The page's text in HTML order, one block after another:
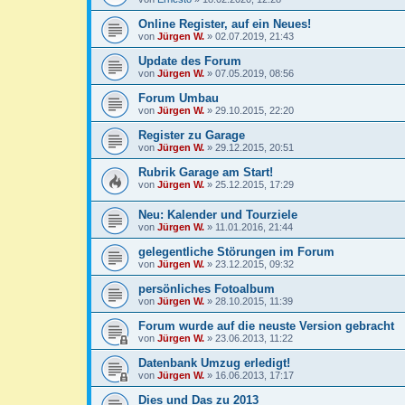
Online Register, auf ein Neues!
von Jürgen W. » 02.07.2019, 21:43
Update des Forum
von Jürgen W. » 07.05.2019, 08:56
Forum Umbau
von Jürgen W. » 29.10.2015, 22:20
Register zu Garage
von Jürgen W. » 29.12.2015, 20:51
Rubrik Garage am Start!
von Jürgen W. » 25.12.2015, 17:29
Neu: Kalender und Tourziele
von Jürgen W. » 11.01.2016, 21:44
gelegentliche Störungen im Forum
von Jürgen W. » 23.12.2015, 09:32
persönliches Fotoalbum
von Jürgen W. » 28.10.2015, 11:39
Forum wurde auf die neuste Version gebracht
von Jürgen W. » 23.06.2013, 11:22
Datenbank Umzug erledigt!
von Jürgen W. » 16.06.2013, 17:17
Dies und Das zu 2013